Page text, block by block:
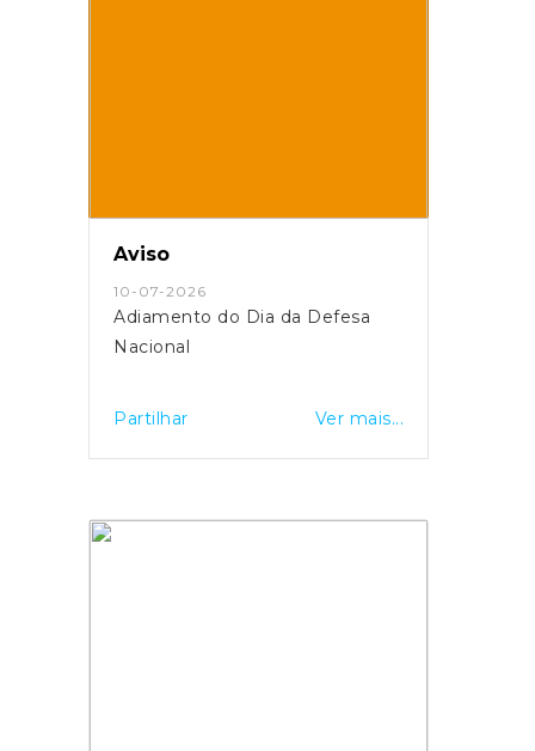
Aviso
10-07-2026
Adiamento do Dia da Defesa
Nacional
Partilhar Ver mais...